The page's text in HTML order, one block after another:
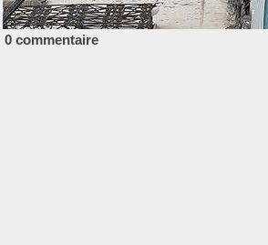
0 commentaire